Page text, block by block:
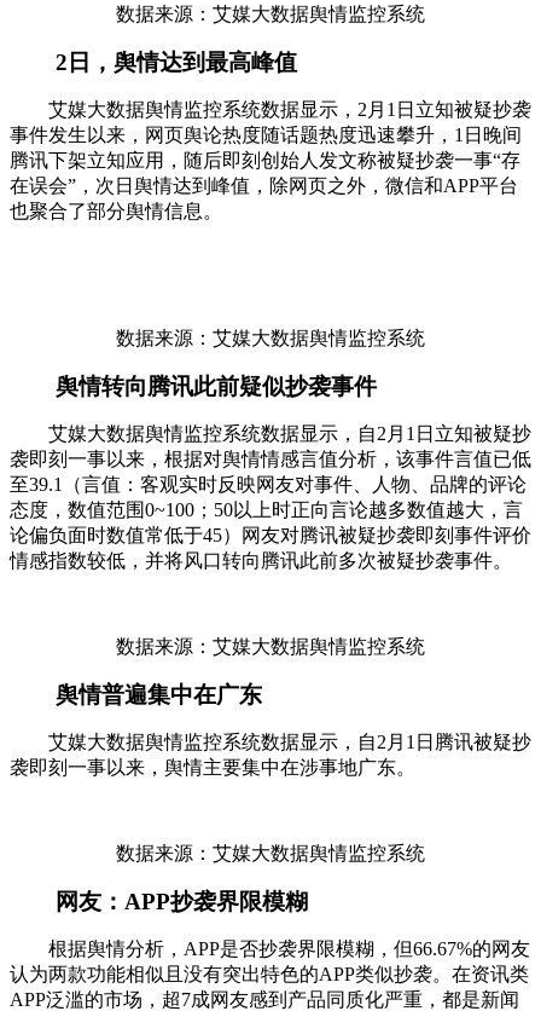
数据来源：艾媒大数据舆情监控系统
2日，舆情达到最高峰值
艾媒大数据舆情监控系统数据显示，2月1日立知被疑抄袭
事件发生以来，网页舆论热度随话题热度迅速攀升，1日晚间
腾讯下架立知应用，随后即刻创始人发文称被疑抄袭一事“存
在误会”，次日舆情达到峰值，除网页之外，微信和APP平台
也聚合了部分舆情信息。
数据来源：艾媒大数据舆情监控系统
舆情转向腾讯此前疑似抄袭事件
艾媒大数据舆情监控系统数据显示，自2月1日立知被疑抄
袭即刻一事以来，根据对舆情情感言值分析，该事件言值已低
至39.1（言值：客观实时反映网友对事件、人物、品牌的评论
态度，数值范围0~100；50以上时正向言论越多数值越大，言
论偏负面时数值常低于45）网友对腾讯被疑抄袭即刻事件评价
情感指数较低，并将风口转向腾讯此前多次被疑抄袭事件。
数据来源：艾媒大数据舆情监控系统
舆情普遍集中在广东
艾媒大数据舆情监控系统数据显示，自2月1日腾讯被疑抄
袭即刻一事以来，舆情主要集中在涉事地广东。
数据来源：艾媒大数据舆情监控系统
网友：APP抄袭界限模糊
根据舆情分析，APP是否抄袭界限模糊，但66.67%的网友
认为两款功能相似且没有突出特色的APP类似抄袭。在资讯类
APP泛滥的市场，超7成网友感到产品同质化严重，都是新闻